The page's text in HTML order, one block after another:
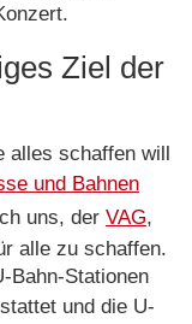
Ziel der
alles schaffen will
und Bahnen
uns, der VAG,
alle zu schaffen.
Bahn-Stationen
und die U-